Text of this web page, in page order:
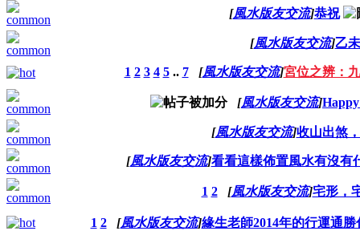
[風水版友交流]恭祝
[風水版友交流]乙
1 2 3 4 5.. 7 [風水版友交流]宮位之辨：
[風水版友交流]
[風水版友交流]收山出煞
[風水版友交流]看看這樣佈置風水有沒有
1 2 [風水版友交流]宅形，
1 2 [風水版友交流]緣生老師2014年的行運通